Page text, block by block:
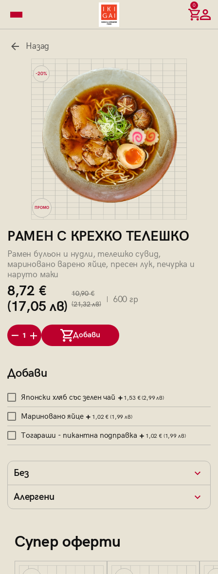
0
Назад
-20%
ПРОМО
РАМЕН С КРЕХКО ТЕЛЕШКО
Рамен бульон и нудли, телешко сувид,
мариновано варено яйце, пресен лук, печурка и
наруто маки
8,72 €
(17,05 лв)
10,90 €
(21,32 лв)
600 гр
1 Добави
Добави
Японски хляб със зелен чай 1,53 €(2,99 лв)
Мариновано яйце 1,02 € (1,99 лв)
Тогараши - пикантна подправка 1,02 € (1,99 лв)
Без
Алергени
Супер оферти